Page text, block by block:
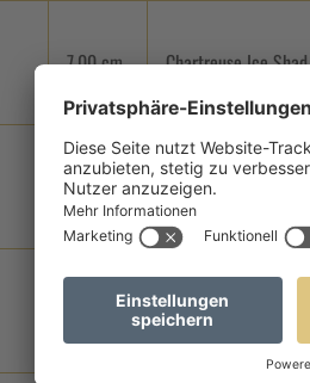
7,00 cm Chartreuse Ice Shad
7,00 cm Chartreuse Shad
7,00 cm Chartreuse Thunder